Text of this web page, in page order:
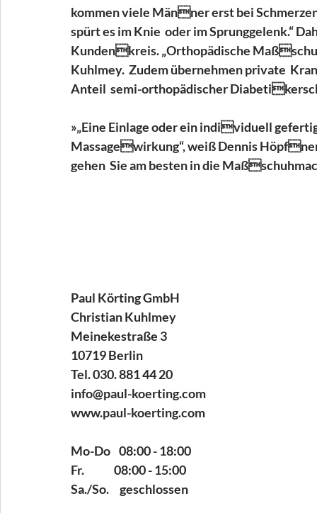
kommen viele Männer erst bei
spürt es im Knie  oder im Sprunggelenk.“
Kundenkreis. „Orthopädische
Kuhlmey.  Zudem übernehmen private
Anteil  semi-orthopädischer
»„Eine Einlage oder ein individuell
Massagewirkung“, weiß Dennis
gehen  Sie am besten in die
Paul Körting GmbH
Christian Kuhlmey
Meinekestraße 3
10719 Berlin
Tel. 030. 881 44 20
info@paul-koerting.com
www.paul-koerting.com
Mo-Do    08:00 - 18:00
Fr.              08:00 - 15:00
Sa./So.     geschlossen